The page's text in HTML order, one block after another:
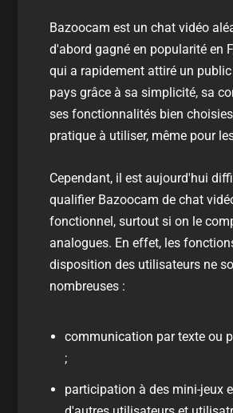
Bazoocam est un chat vidéo
d'abord gagné en popularité en
qui a rapidement attiré un
pays grâce à sa simplicité, sa
ses fonctionnalités bien
pratique à utiliser, même pour
Cependant, il est aujourd'hui
qualifier Bazoocam de chat
fonctionnel, surtout si on le
analogues. En effet, les
disposition des utilisateurs ne
nombreuses :
communication par texte ou
;
participation à des mini-jeux